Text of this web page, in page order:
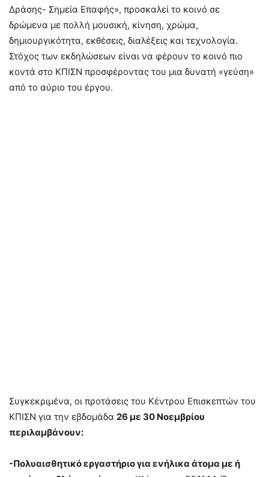
Δράσης- Σημεία Επαφής», προσκαλεί το κοινό σε
δρώμενα με πολλή μουσική, κίνηση, χρώμα,
δημιουργικότητα, εκθέσεις, διαλέξεις και τεχνολογία.
Στόχος των εκδηλώσεων είναι να φέρουν το κοινό πιο
κοντά στο ΚΠΙΣΝ προσφέροντας του μια δυνατή «γεύση»
από το αύριο του έργου.
Συγκεκριμένα, οι προτάσεις του Κέντρου Επισκεπτών του
ΚΠΙΣΝ για την εβδομάδα 26 με 30 Νοεμβρίου
περιλαμβάνουν:
-Πολυαισθητικό εργαστήριο για ενήλικα άτομα με ή